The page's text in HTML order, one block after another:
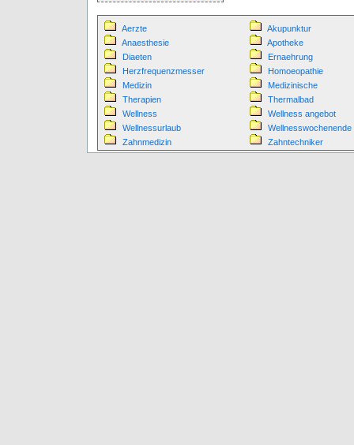
Aerzte
Akupunktur
Anaesthesie
Apotheke
Diaeten
Ernaehrung
Herzfrequenzmesser
Homoeopathie
Medizin
Medizinische
Therapien
Thermalbad
Wellness
Wellness angebot
Wellnessurlaub
Wellnesswochenende
Zahnmedizin
Zahntechniker